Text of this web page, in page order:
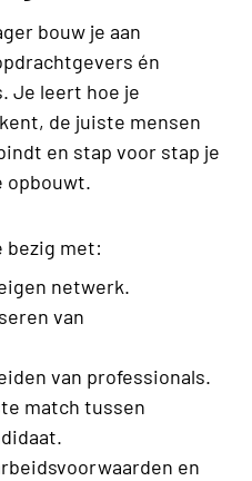
bouw je aan
én
Je leert hoe je
de juiste mensen
en stap voor stap je
opbouwt.
bezig met:
netwerk.
van
van professionals.
match tussen
en